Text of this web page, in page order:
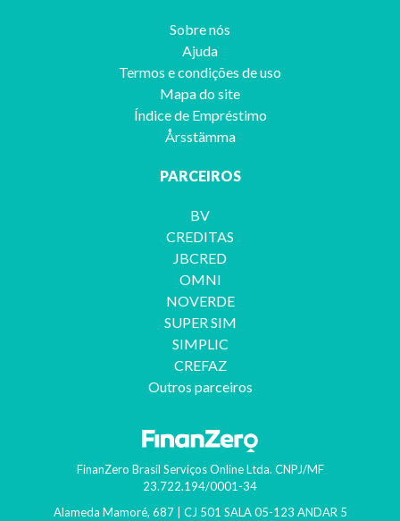
Sobre nós
Ajuda
Termos e condições de uso
Mapa do site
Índice de Empréstimo
Årsstämma
PARCEIROS
BV
CREDITAS
JBCRED
OMNI
NOVERDE
SUPER SIM
SIMPLIC
CREFAZ
Outros parceiros
FinanZero Brasil Serviços Online Ltda. CNPJ/MF
23.722.194/0001-34
Alameda Mamoré, 687 | CJ 501 SALA 05-123 ANDAR 5